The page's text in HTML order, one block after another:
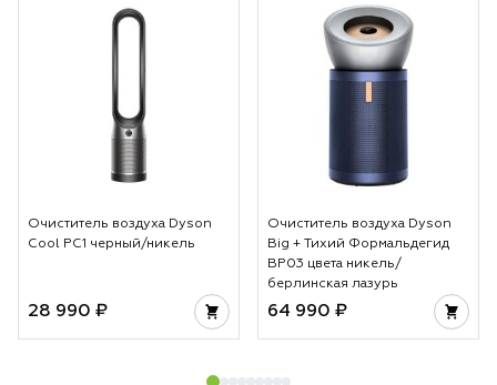
Очиститель воздуха Dyson
Cool PC1 черный/никель
28 990 ₽
Очиститель воздуха Dyson
Big + Тихий Формальдегид
BP03 цвета никель/
берлинская лазурь
64 990 ₽